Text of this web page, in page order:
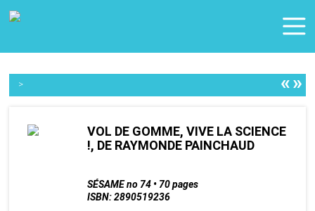
> «»
VOL DE GOMME, VIVE LA SCIENCE
!, DE RAYMONDE PAINCHAUD
SÉSAME no 74 • 70 pages
ISBN: 2890519236